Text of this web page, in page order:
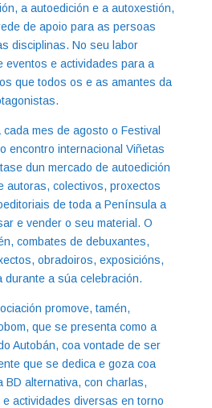
a autoedición e a autoxestión,
de apoio para as persoas
disciplinas. No seu labor
eventos e actividades para a
que todos os e as amantes da
mes de agosto o Festival
encontro internacional Viñetas
dun mercado de autoedición
autoras, colectivos, proxectos
de toda a Península a
e vender o seu material. O
combates de debuxantes,
obradoiros, exposicións,
durante a súa celebración.
promove, tamén,
que se presenta como a
Autobán, coa vontade de ser
que se dedica e goza coa
BD alternativa, con charlas,
actividades diversas en torno